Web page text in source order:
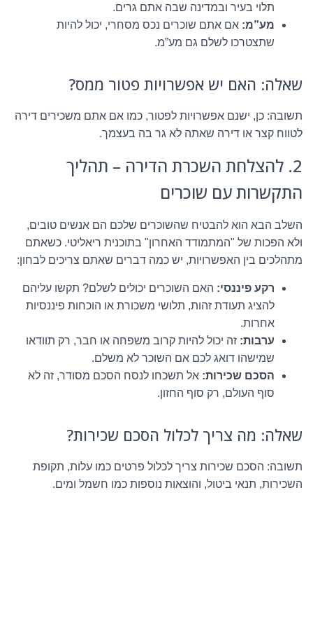
תלוי בעיר ובמדינה שבה אתם גרים.
מע”מ: אם אתם שוכרים נכס מסחרי, יכול להיות
שתצטרכו לשלם גם מע”מ.
שאלה: האם יש אפשרויות פטור ממס?
תשובה: כן, ישנם אפשרויות לפטור, כמו אם אתם משכירים דירה
לטווח קצר או דירה שאתה לא גר בה בעצמך.
2. להצלחת השכרת הדירה – תהליך
התקשרות עם שוכרים
השלב הבא הוא להבטיח שהשוכרים שלכם הם אנשים טובים,
ולא הפכות של "המתמודד האחרון" בתוכנית ריאליטי. כשאתם
מתהלכים בין האפשרויות, יש כמה דברים שאתם צריכים לבחון:
רקע פיננסי: האם השוכרים יכולים לשלם? תקשו עליהם
להציג תעודת זהות, תלושי משכורת או הוכחות פיננסיות
אחרות.
ערבות: זה יכול להיות קרוב משפחה או חבר, רק תוודאו
שמישהו דואג לכם אם השוכר לא משלם.
הסכם שכירות: אל תשכחו לנסח הסכם מסודר, זה לא
סוף העולם, רק סוף החזון.
שאלה: מה צריך לכלול הסכם שכירות?
תשובה: הסכם שכירות צריך לכלול פרטים כמו עלות, תקופת
השכירות, תנאי ביטול, והוצאות נוספות כמו חשמל ומים.